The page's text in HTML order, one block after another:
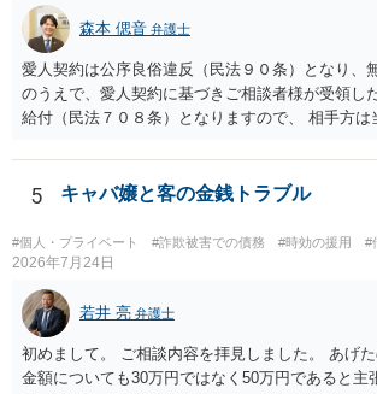
はありますか？ そこはあり得ます、ただ、弁護士
分賠償に回すことも考えられるので、 兼ね合いは
森本 偲音 弁護士
愛人契約は公序良俗違反（民法９０条）となり、
のうえで、愛人契約に基づきご相談者様が受領し
給付（民法７０８条）となりますので、 相手方は
5 キャバ嬢と客の金銭トラブル
#個人・プライベート #詐欺被害での債務 #時効の援用 #
2026年7月24日
若井 亮 弁護士
初めまして。 ご相談内容を拝見しました。 あげた
金額についても30万円ではなく50万円であると主